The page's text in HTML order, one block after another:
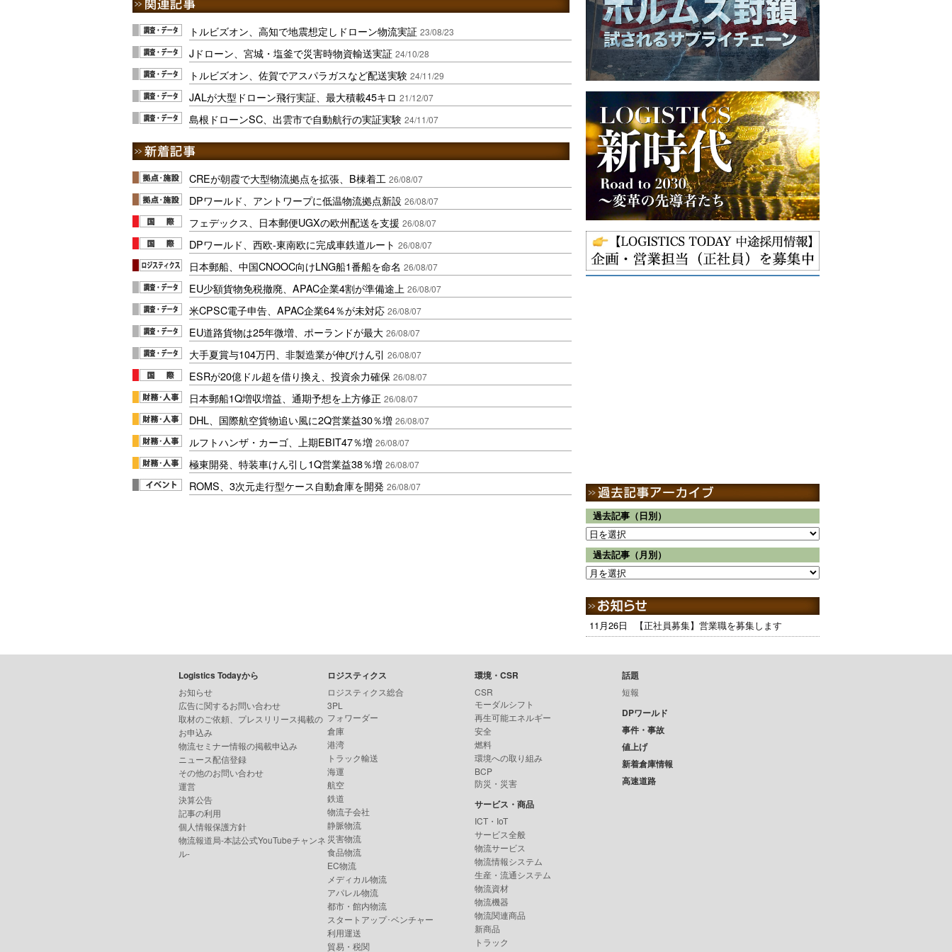
トルビズオン、高知で地震想定しドローン物流実証 23/08/23
Jドローン、宮城・塩釜で災害時物資輸送実証 24/10/28
トルビズオン、佐賀でアスパラガスなど配送実験 24/11/29
JALが大型ドローン飛行実証、最大積載45キロ 21/12/07
島根ドローンSC、出雲市で自動航行の実証実験 24/11/07
CREが朝霞で大型物流拠点を拡張、B棟着工 26/08/07
DPワールド、アントワープに低温物流拠点新設 26/08/07
フェデックス、日本郵便UGXの欧州配送を支援 26/08/07
DPワールド、西欧-東南欧に完成車鉄道ルート 26/08/07
日本郵船、中国CNOOC向けLNG船1番船を命名 26/08/07
EU少額貨物免税撤廃、APAC企業4割が準備途上 26/08/07
米CPSC電子申告、APAC企業64％が未対応 26/08/07
EU道路貨物は25年微増、ポーランドが最大 26/08/07
大手夏賞与104万円、非製造業が伸びけん引 26/08/07
ESRが20億ドル超を借り換え、投資余力確保 26/08/07
日本郵船1Q増収増益、通期予想を上方修正 26/08/07
DHL、国際航空貨物追い風に2Q営業益30％増 26/08/07
ルフトハンザ・カーゴ、上期EBIT47％増 26/08/07
極東開発、特装車けん引し1Q営業益38％増 26/08/07
ROMS、3次元走行型ケース自動倉庫を開発 26/08/07
過去記事（日別）
過去記事（月別）
11月26日 【正社員募集】営業職を募集します
Logistics Todayから
お知らせ
広告に関するお問い合わせ
取材のご依頼、プレスリリース掲載の
お申込み
物流セミナー情報の掲載申込み
ニュース配信登録
その他のお問い合わせ
運営
決算公告
記事の利用
個人情報保護方針
物流報道局-本誌公式YouTubeチャンネ
ル-
ロジスティクス
ロジスティクス総合
3PL
フォワーダー
倉庫
港湾
トラック輸送
海運
航空
鉄道
物流子会社
静脈物流
災害物流
食品物流
EC物流
メディカル物流
アパレル物流
都市・館内物流
スタートアップ･ベンチャー
利用運送
貿易・税関
環境・CSR
CSR
モーダルシフト
再生可能エネルギー
安全
燃料
環境への取り組み
BCP
防災・災害
サービス・商品
ICT・IoT
サービス全般
物流サービス
物流情報システム
生産・流通システム
物流資材
物流機器
物流関連商品
新商品
トラック
話題
短報
DPワールド
事件・事故
値上げ
新着倉庫情報
高速道路